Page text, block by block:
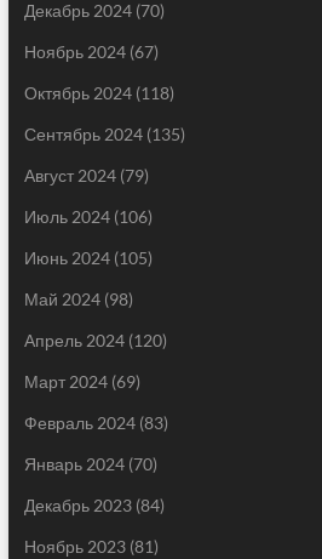
Декабрь 2024(70)
Ноябрь 2024(67)
Октябрь 2024(118)
Сентябрь 2024(135)
Август 2024(79)
Июль 2024(106)
Июнь 2024(105)
Май 2024(98)
Апрель 2024(120)
Март 2024(69)
Февраль 2024(83)
Январь 2024(70)
Декабрь 2023(84)
Ноябрь 2023(81)